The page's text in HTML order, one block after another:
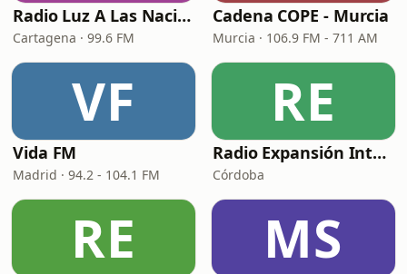
Radio Luz A Las Naciones
Cartagena · 99.6 FM
Cadena COPE - Murcia
Murcia · 106.9 FM - 711 AM
VF
Vida FM
Madrid · 94.2 - 104.1 FM
RE
Radio Expansión Internacional
Córdoba
RE MS